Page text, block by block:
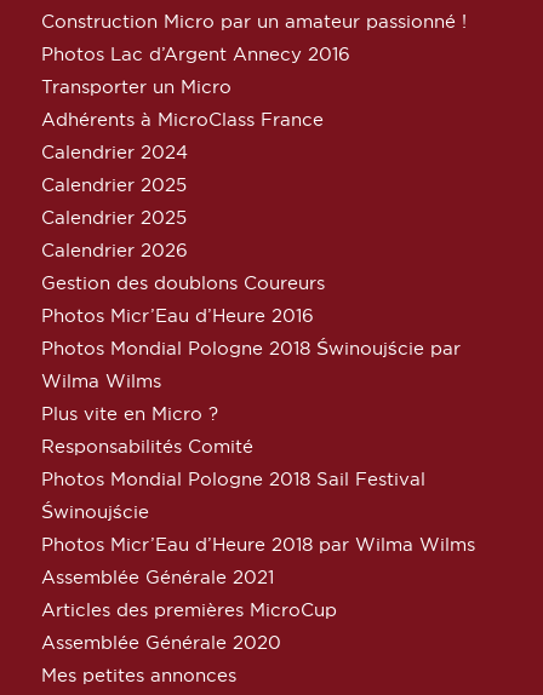
Construction Micro par un amateur passionné !
Photos Lac d’Argent Annecy 2016
Transporter un Micro
Adhérents à MicroClass France
Calendrier 2024
Calendrier 2025
Calendrier 2025
Calendrier 2026
Gestion des doublons Coureurs
Photos Micr’Eau d’Heure 2016
Photos Mondial Pologne 2018 Świnoujście par
Wilma Wilms
Plus vite en Micro ?
Responsabilités Comité
Photos Mondial Pologne 2018 Sail Festival
Świnoujście
Photos Micr’Eau d’Heure 2018 par Wilma Wilms
Assemblée Générale 2021
Articles des premières MicroCup
Assemblée Générale 2020
Mes petites annonces